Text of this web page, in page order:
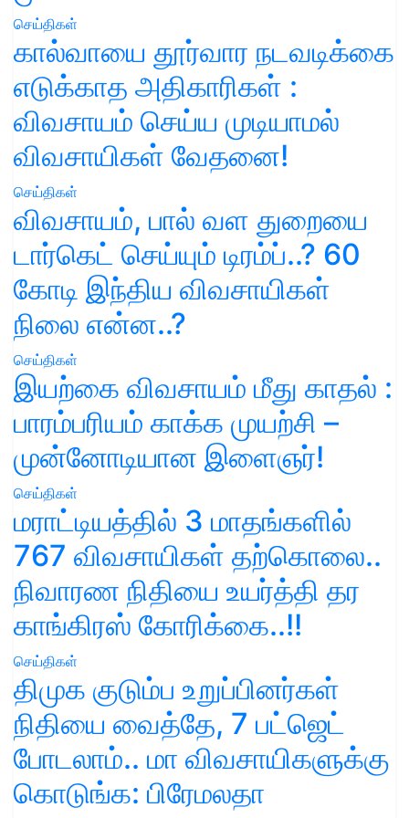
செய்திகள்
கால்வாயை தூர்வார நடவடிக்கை
எடுக்காத அதிகாரிகள் :
விவசாயம் செய்ய முடியாமல்
விவசாயிகள் வேதனை!
செய்திகள்
விவசாயம், பால் வள துறையை
டார்கெட் செய்யும் டிரம்ப்..? 60
கோடி இந்திய விவசாயிகள்
நிலை என்ன..?
செய்திகள்
இயற்கை விவசாயம் மீது காதல் :
பாரம்பரியம் காக்க முயற்சி –
முன்னோடியான இளைஞர்!
செய்திகள்
மராட்டியத்தில் 3 மாதங்களில்
767 விவசாயிகள் தற்கொலை..
நிவாரண நிதியை உயர்த்தி தர
காங்கிரஸ் கோரிக்கை..!!
செய்திகள்
திமுக குடும்ப உறுப்பினர்கள்
நிதியை வைத்தே, 7 பட்ஜெட்
போடலாம்.. மா விவசாயிகளுக்கு
கொடுங்க: பிரேமலதா